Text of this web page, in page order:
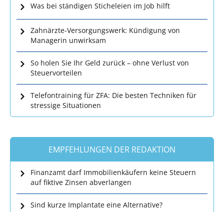
Was bei ständigen Sticheleien im Job hilft
Zahnärzte-Versorgungswerk: Kündigung von
Managerin unwirksam
So holen Sie Ihr Geld zurück – ohne Verlust von
Steuervorteilen
Telefontraining für ZFA: Die besten Techniken für
stressige Situationen
EMPFEHLUNGEN DER REDAKTION
Finanzamt darf Immobilienkäufern keine Steuern
auf fiktive Zinsen abverlangen
Sind kurze Implantate eine Alternative?